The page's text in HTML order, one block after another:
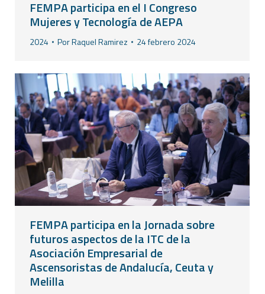
FEMPA participa en el I Congreso
Mujeres y Tecnología de AEPA
2024 PorRaquel Ramirez 24 febrero 2024
FEMPA participa en la Jornada sobre
futuros aspectos de la ITC de la
Asociación Empresarial de
Ascensoristas de Andalucía, Ceuta y
Melilla